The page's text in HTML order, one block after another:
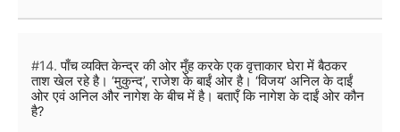
#14. पाँच व्यक्ति केन्द्र की ओर मुँह करके एक वृत्ताकार घेरा में बैठकर
ताश खेल रहे है। ‘मुकुन्द’, राजेश के बाईं ओर है। ‘विजय’ अनिल के दाईं
ओर एवं अनिल और नागेश के बीच में है। बताएँ कि नागेश के दाईं ओर कौन
है?